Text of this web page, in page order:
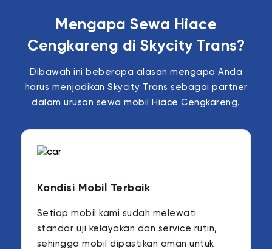
Mengapa Sewa Hiace
Cengkareng di Skycity Trans?
Dibawah ini beberapa alasan mengapa Anda
harus menjadikan Skycity Trans sebagai partner
dalam urusan sewa mobil Hiace Cengkareng.
Kondisi Mobil Terbaik
Setiap mobil kami sudah melewati
standar uji kelayakan dan service rutin,
sehingga mobil dipastikan aman untuk